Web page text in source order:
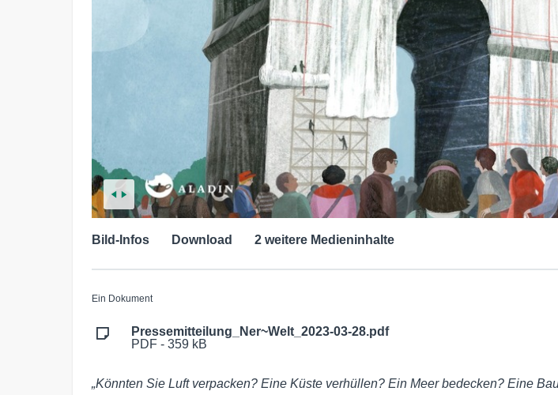
Bild-Infos Download 2 weitere Medieninhalte
Ein Dokument
Pressemitteilung_Ner~Welt_2023-03-28.pdf
PDF - 359 kB
„Könnten Sie Luft verpacken? Eine Küste verhüllen? Ein Meer bedecken? Eine